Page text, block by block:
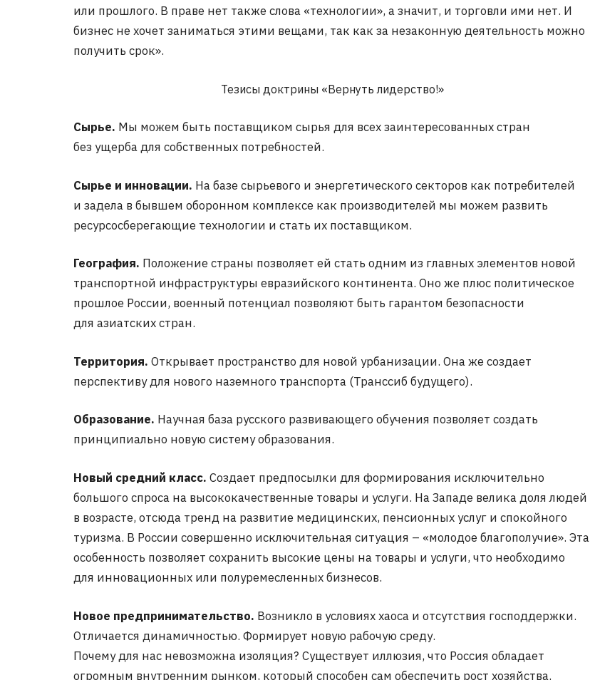
или прошлого. В праве нет также слова «технологии», а значит, и торговли ими нет. И
бизнес не хочет заниматься этими вещами, так как за незаконную деятельность можно
получить срок».
Тезисы доктрины «Вернуть лидерство!»
Сырье. Мы можем быть поставщиком сырья для всех заинтересованных стран
без ущерба для собственных потребностей.
Сырье и инновации. На базе сырьевого и энергетического секторов как потребителей
и задела в бывшем оборонном комплексе как производителей мы можем развить
ресурсосберегающие технологии и стать их поставщиком.
География. Положение страны позволяет ей стать одним из главных элементов новой
транспортной инфраструктуры евразийского континента. Оно же плюс политическое
прошлое России, военный потенциал позволяют быть гарантом безопасности
для азиатских стран.
Территория. Открывает пространство для новой урбанизации. Она же создает
перспективу для нового наземного транспорта (Транссиб будущего).
Образование. Научная база русского развивающего обучения позволяет создать
принципиально новую систему образования.
Новый средний класс. Создает предпосылки для формирования исключительно
большого спроса на высококачественные товары и услуги. На Западе велика доля людей
в возрасте, отсюда тренд на развитие медицинских, пенсионных услуг и спокойного
туризма. В России совершенно исключительная ситуация – «молодое благополучие». Эта
особенность позволяет сохранить высокие цены на товары и услуги, что необходимо
для инновационных или полуремесленных бизнесов.
Новое предпринимательство. Возникло в условиях хаоса и отсутствия господдержки.
Отличается динамичностью. Формирует новую рабочую среду.
Почему для нас невозможна изоляция? Существует иллюзия, что Россия обладает
огромным внутренним рынком, который способен сам обеспечить рост хозяйства.